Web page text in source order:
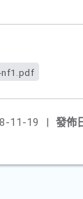
nf1.pdf
發佈
11-19
|